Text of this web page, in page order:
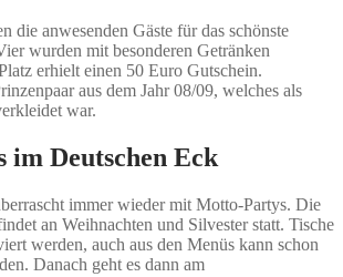
die anwesenden Gäste für das schönste
wurden mit besonderen Getränken
erhielt einen 50 Euro Gutschein.
aus dem Jahr 08/09, welches als
war.
im Deutschen Eck
immer wieder mit Motto-Partys. Die
an Weihnachten und Silvester statt. Tische
werden, auch aus den Menüs kann schon
Danach geht es dann am